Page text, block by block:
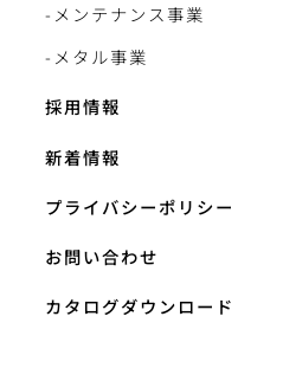
-メンテナンス事業
-メタル事業
採用情報
新着情報
プライバシーポリシー
お問い合わせ
カタログダウンロード